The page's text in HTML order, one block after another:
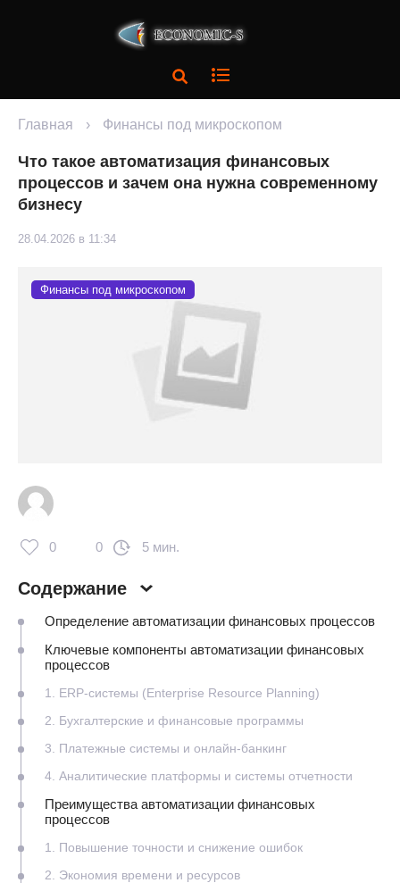
Главная › Финансы под микроскопом
Что такое автоматизация финансовых
процессов и зачем она нужна современному
бизнесу
28.04.2026 в 11:34
Финансы под микроскопом
0 0 5 мин.
Содержание
Определение автоматизации финансовых процессов
Ключевые компоненты автоматизации финансовых
процессов
1. ERP-системы (Enterprise Resource Planning)
2. Бухгалтерские и финансовые программы
3. Платежные системы и онлайн-банкинг
4. Аналитические платформы и системы отчетности
Преимущества автоматизации финансовых
процессов
1. Повышение точности и снижение ошибок
2. Экономия времени и ресурсов